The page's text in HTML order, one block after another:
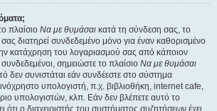
πλαίσιο Να με θυμάσαι κατά τη σύνδεση σας, το
διατηρεί συνδεδεμένο μόνο για έναν καθορισμένο
κατάχρηση του λογαριασμού σας από κάποιον
σημειώστε το πλαίσιο Να με θυμάσαι
δεν συνιστάται εάν συνδέεστε στο σύστημα
υπολογιστή, π.χ. βιβλιοθήκη, internet cafe,
υπολογιστών, κλπ. Εάν δεν βλέπετε αυτό το
ότι ο διαχειριστής του συστήματος συζητήσεων έχει